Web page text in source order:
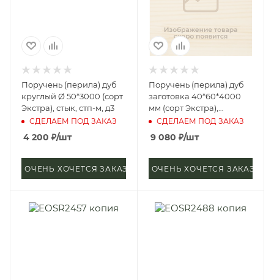
Поручень (перила) дуб
круглый Ø 50*3000 (сорт
Экстра), стык, стп-м, д3
СДЕЛАЕМ ПОД ЗАКАЗ
4 200 ₽/шт
ОЧЕНЬ ХОЧЕТСЯ ЗАКАЗАТЬ
Поручень (перила) дуб
заготовка 40*60*4000
мм (сорт Экстра),
цельноламельная, цб-2,
СДЕЛАЕМ ПОД ЗАКАЗ
9 080 ₽/шт
ОЧЕНЬ ХОЧЕТСЯ ЗАКАЗАТЬ